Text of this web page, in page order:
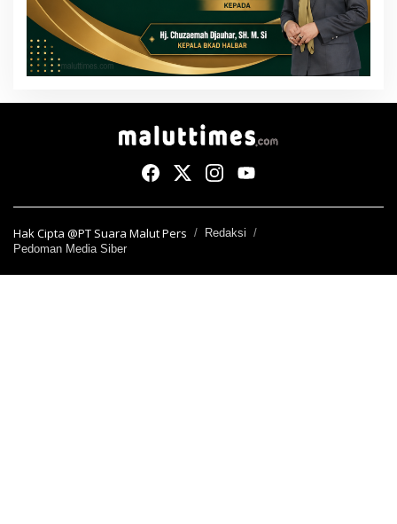
Hak Cipta @PT Suara Malut Pers
Redaksi
Pedoman Media Siber